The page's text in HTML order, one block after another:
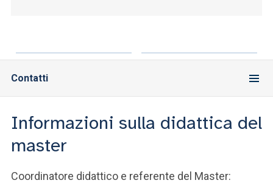
Contatti
Informazioni sulla didattica del
master
Coordinatore didattico e referente del Master: